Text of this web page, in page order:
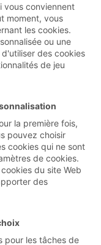
vous conviennent
moment, vous
les cookies.
ou une
des cookies
de jeu
la première fois,
pouvez choisir
cookies qui ne sont
de cookies.
du site Web
des
pour les tâches de